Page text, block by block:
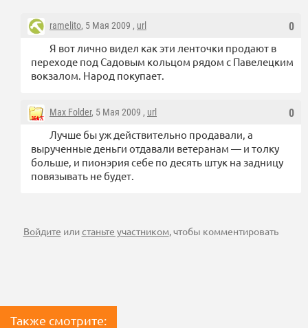
0
ramelito, 5 Мая 2009 , url
Я вот лично видел как эти ленточки продают в
переходе под Садовым кольцом рядом с Павелецким
вокзалом. Народ покупает.
0
Max Folder, 5 Мая 2009 , url
Лучше бы уж действительно продавали, а
вырученные деньги отдавали ветеранам — и толку
больше, и пионэрия себе по десять штук на задницу
повязывать не будет.
Войдите илистаньте участником, чтобы комментировать
Также смотрите: